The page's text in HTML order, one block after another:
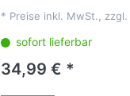
* Preise inkl. MwSt., zzgl.
sofort lieferbar
34,99 € *